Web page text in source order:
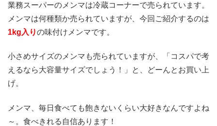
業務スーパーのメンマは冷蔵コーナーで売られています。
メンマは何種類か売られていますが、今回ご紹介するのは
1kg入りの味付けメンマです。
小さめサイズのメンマも売られていますが、「コスパで考
えるなら大容量サイズでしょう！」と、どーんとお買い上
げ。
メンマ、毎日食べても飽きないくらい大好きなんですよね
～。食べきれる自信あります！